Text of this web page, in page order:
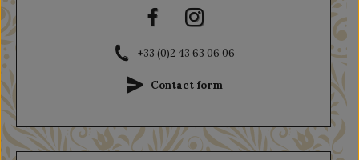
+33 (0)2 43 63 06 06
Contact form